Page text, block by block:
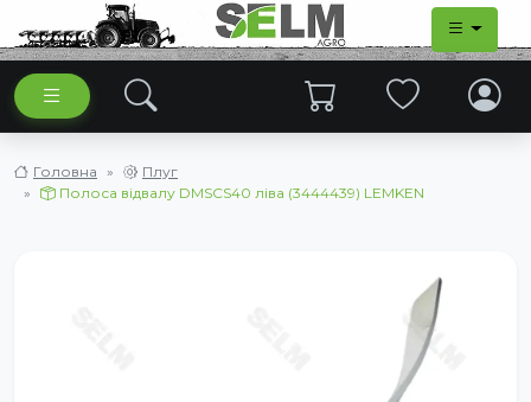
Головна
Плуг
Полоса відвалу DMSCS40 ліва (3444439) LEMKEN